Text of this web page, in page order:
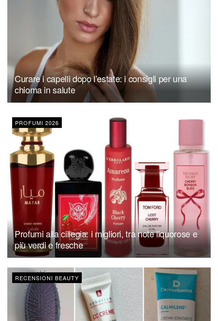
Curare i capelli dopo l’estate: i consigli per una
chioma in salute
PROFUMI 2026
Profumi alla ciliegia: i migliori, tra note liquorose e
più verdi e fresche
RECENSIONI BEAUTY